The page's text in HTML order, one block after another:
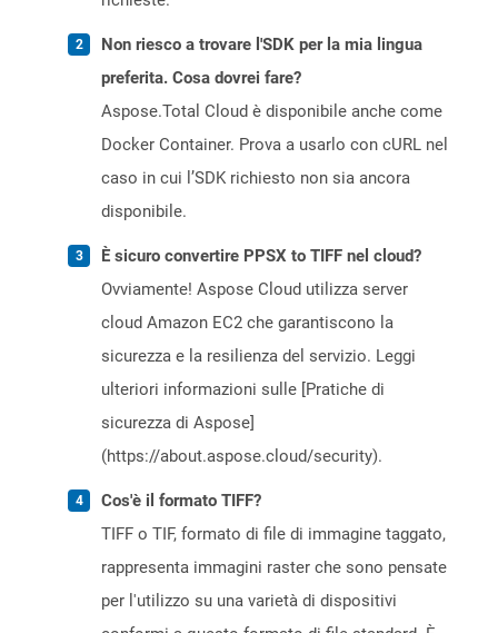
Non riesco a trovare l'SDK per la mia lingua
preferita. Cosa dovrei fare?
Aspose.Total Cloud è disponibile anche come
Docker Container. Prova a usarlo con cURL nel
caso in cui l’SDK richiesto non sia ancora
disponibile.
È sicuro convertire PPSX to TIFF nel cloud?
Ovviamente! Aspose Cloud utilizza server
cloud Amazon EC2 che garantiscono la
sicurezza e la resilienza del servizio. Leggi
ulteriori informazioni sulle [Pratiche di
sicurezza di Aspose]
(https://about.aspose.cloud/security).
Cos'è il formato TIFF?
TIFF o TIF, formato di file di immagine taggato,
rappresenta immagini raster che sono pensate
per l'utilizzo su una varietà di dispositivi